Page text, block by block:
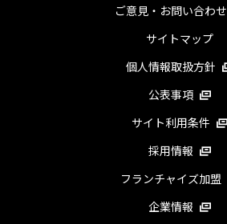
ご意見・お問い合わせ
サイトマップ
個人情報取扱方針
公表事項
サイト利用条件
採用情報
フランチャイズ加盟
企業情報